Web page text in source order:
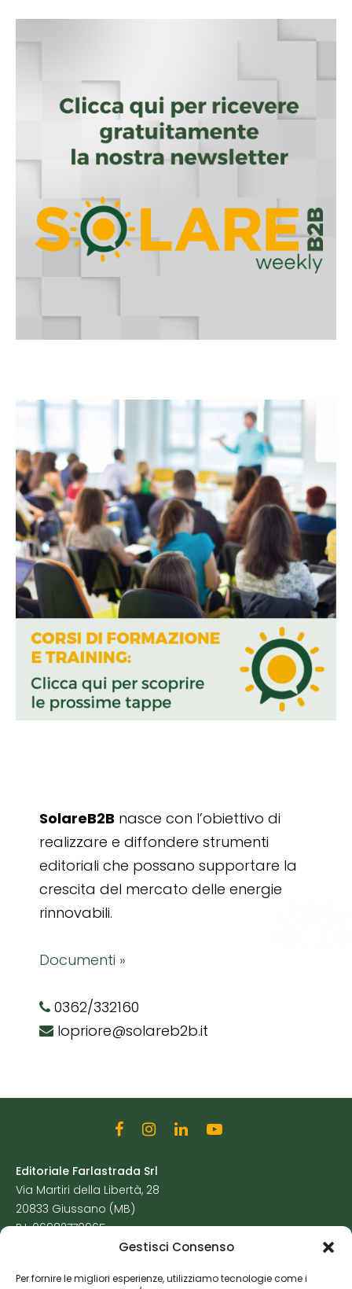
Gestisci Consenso
Per fornire le migliori esperienze, utilizziamo tecnologie come i
SolareB2B nasce con l’obiettivo di
realizzare e diffondere strumenti
editoriali che possano supportare la
crescita del mercato delle energie
rinnovabili.
Documenti »
0362/332160
lopriore@solareb2b.it
Editoriale Farlastrada Srl
Via Martiri della Libertà, 28
20833 Giussano (MB)
P.I. 06982770965
Cookie Policy